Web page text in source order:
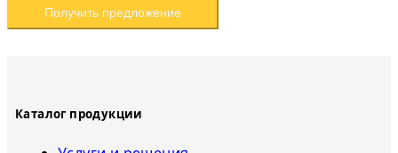
Получить предложение
Каталог продукции